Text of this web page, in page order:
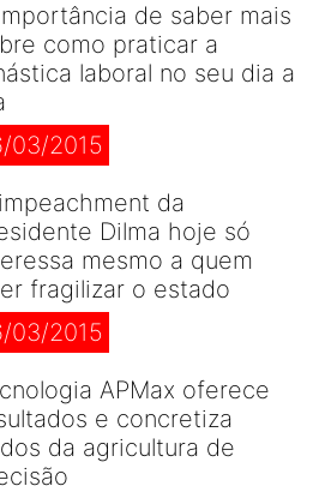
de saber mais
como praticar a
laboral no seu dia a
03/2015
da
Dilma hoje só
mesmo a quem
fragilizar o estado
03/2015
APMax oferece
e concretiza
da agricultura de